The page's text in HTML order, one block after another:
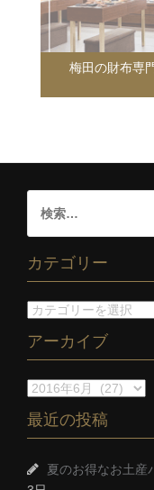
カテゴリー
アーカイブ
最近の投稿
夏のお得なお土産